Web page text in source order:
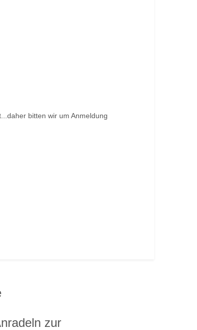
bitten wir um Anmeldung
zur